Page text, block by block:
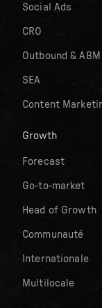
Social Ads
CRO
Outbound & ABM
SEA
Content
Growth
Forecast
Go-to-market
Head of Growth
Communauté
Internationale
Multilocale